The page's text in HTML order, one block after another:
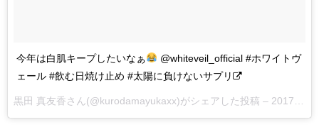
今年は白肌キープしたいなぁ
@whiteveil_official #ホワイトヴ
ェール #飲む日焼け止め #太陽に負けないサプリ
黒田 真友香さん(@kurodamayukaxx)がシェアした投稿 – 2017 3月 26 8:20午前 PDT